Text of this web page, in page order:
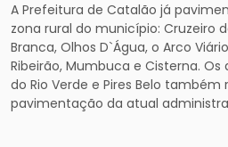
A Prefeitura de Catalão já
zona rural do município: Cruzeiro
Branca, Olhos D`Água, o Arco
Ribeirão, Mumbuca e Cisterna.
do Rio Verde e Pires Belo
pavimentação da atual